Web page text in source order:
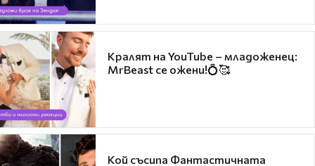
Кралят на YouTube – младоженец:
MrBeast се ожени!💍🥰
Кой съсипа Фантастичната